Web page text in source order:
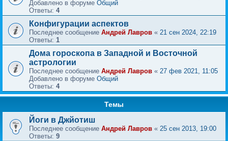
Добавлено в форуме Общий
Ответы: 4
Конфигурации аспектов
Последнее сообщение Андрей Лавров « 21 сен 2024, 22:19
Ответы: 1
Дома гороскопа в Западной и Восточной
астрологии
Последнее сообщение Андрей Лавров « 27 фев 2021, 11:05
Добавлено в форуме Общий
Ответы: 4
Темы
Йоги в Джйотиш
Последнее сообщение Андрей Лавров « 25 сен 2013, 19:00
Ответы: 9